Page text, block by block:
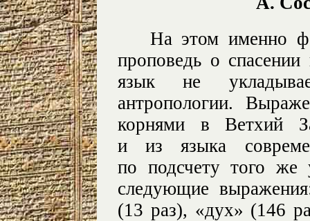
На этом именно
проповедь о
язык не
антропологии.
корнями в Ветхий
и из языка
по подсчету того же
следующие
(13 раз), «дух» (146